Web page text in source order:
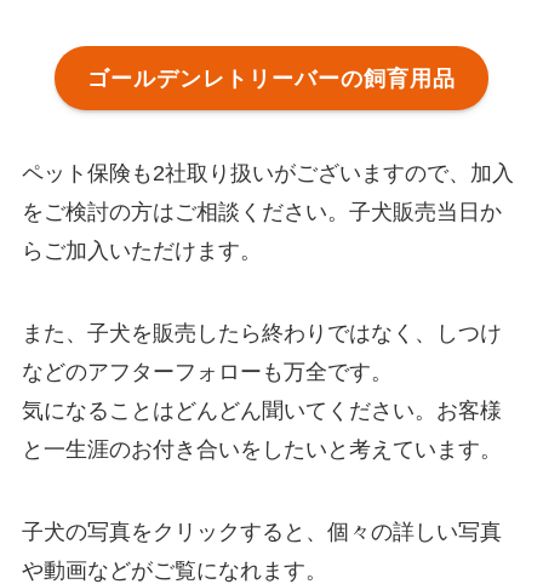
ゴールデンレトリーバーの飼育用品
ペット保険も2社取り扱いがございますので、加入
をご検討の方はご相談ください。子犬販売当日か
らご加入いただけます。
また、子犬を販売したら終わりではなく、しつけ
などのアフターフォローも万全です。
気になることはどんどん聞いてください。お客様
と一生涯のお付き合いをしたいと考えています。
子犬の写真をクリックすると、個々の詳しい写真
や動画などがご覧になれます。